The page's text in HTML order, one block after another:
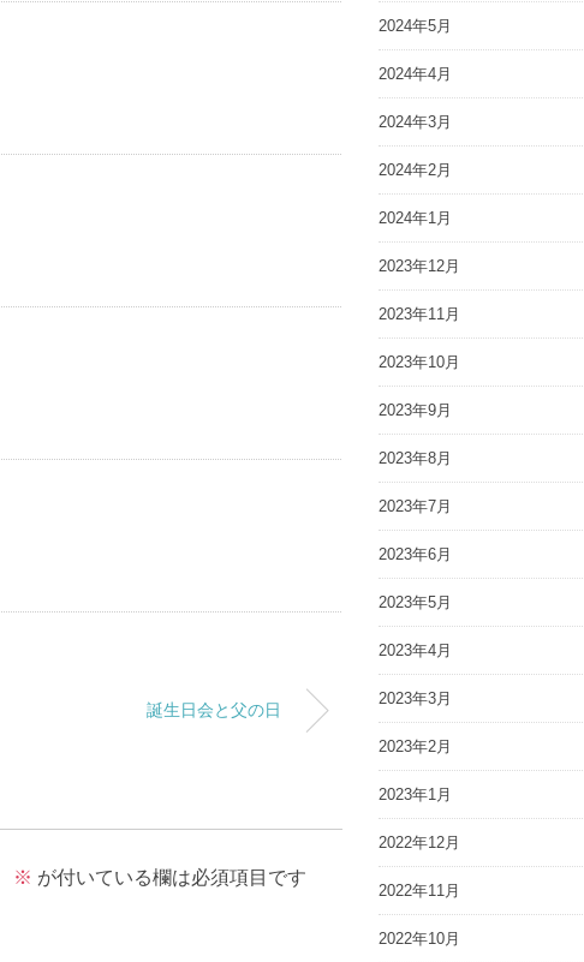
誕生日会と父の日
※ が付いている欄は必須項目です
2024年5月
2024年4月
2024年3月
2024年2月
2024年1月
2023年12月
2023年11月
2023年10月
2023年9月
2023年8月
2023年7月
2023年6月
2023年5月
2023年4月
2023年3月
2023年2月
2023年1月
2022年12月
2022年11月
2022年10月